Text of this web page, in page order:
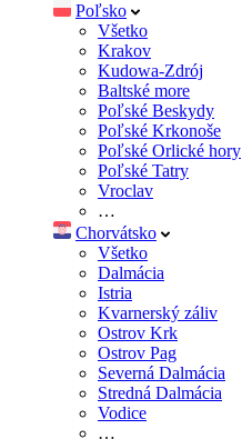
Poľsko
Všetko
Krakov
Kudowa-Zdrój
Baltské more
Poľské Beskydy
Poľské Krkonoše
Poľské Orlické hory
Poľské Tatry
Vroclav
…
Chorvátsko
Všetko
Dalmácia
Istria
Kvarnerský záliv
Ostrov Krk
Ostrov Pag
Severná Dalmácia
Stredná Dalmácia
Vodice
…